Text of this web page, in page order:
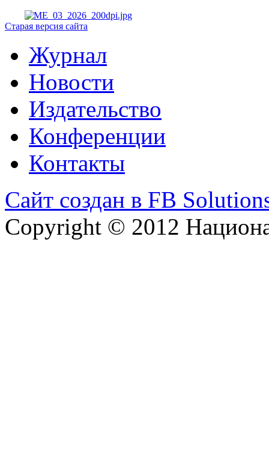
Старая версия сайта
Журнал
Новости
Издательство
Конференции
Контакты
Сайт создан в FB
Copyright © 2012